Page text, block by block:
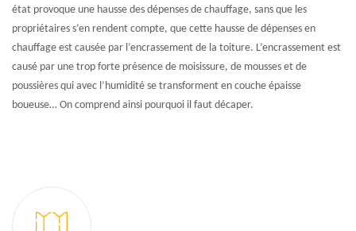
état provoque une hausse des dépenses de chauffage, sans que les
propriétaires s’en rendent compte, que cette hausse de dépenses en
chauffage est causée par l’encrassement de la toiture. L’encrassement est
causé par une trop forte présence de moisissure, de mousses et de
poussières qui avec l’humidité se transforment en couche épaisse
boueuse… On comprend ainsi pourquoi il faut décaper.